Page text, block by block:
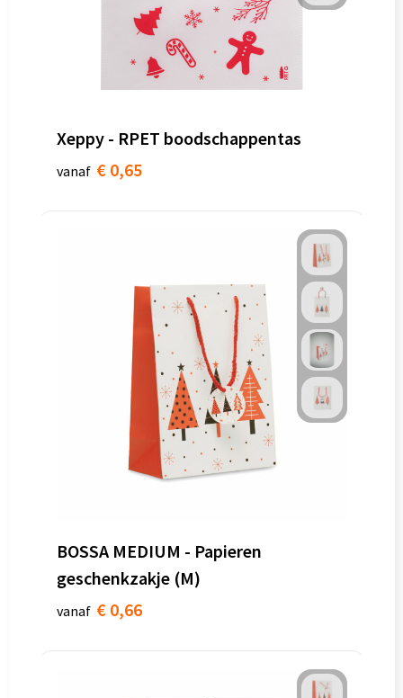
Xeppy - RPET boodschappentas
vanaf € 0,65
BOSSA MEDIUM - Papieren
geschenkzakje (M)
vanaf € 0,66